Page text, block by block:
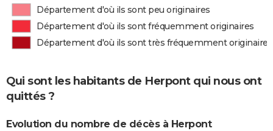
Département d'où ils sont peu originaires
Département d'où ils sont fréquemment originaires
Département d'où ils sont très fréquemment originaires
Qui sont les habitants de Herpont qui nous ont
quittés ?
Evolution du nombre de décès à Herpont